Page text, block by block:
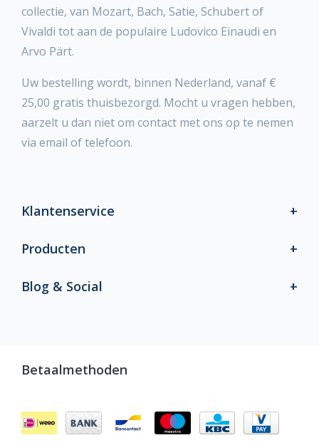
collectie, van Mozart, Bach, Satie, Schubert of
Vivaldi tot aan de populaire Ludovico Einaudi en
Arvo Pärt.
Uw bestelling wordt, binnen Nederland, vanaf €
25,00 gratis thuisbezorgd. Mocht u vragen hebben,
aarzelt u dan niet om contact met ons op te nemen
via email of telefoon.
Klantenservice
Producten
Blog & Social
Betaalmethoden